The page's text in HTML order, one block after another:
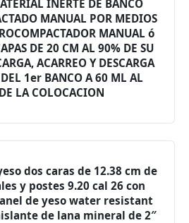
INERTE DE BANCO
MANUAL POR MEDIOS
MANUAL ó
DE 20 CM AL 90% DE SU
ACARREO Y DESCARGA
1er BANCO A 60 ML AL
LA COLOCACION
dos caras de 12.38 cm de
y postes 9.20 cal 26 con
de yeso water resistant
de lana mineral de 2″